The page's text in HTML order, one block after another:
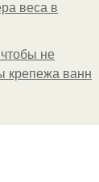
веса в
чтобы не
крепежа ванн